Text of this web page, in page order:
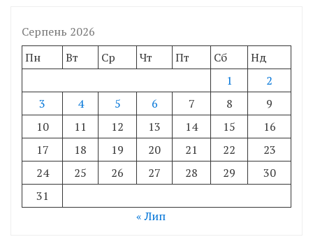
Серпень 2026
Пн
Вт Ср Чт Пт Сб
Нд
1
2
3
4 5 6 7 8
9
10
11 12 13 14 15
16
17
18 19 20 21 22
23
24
25 26 27 28 29
30
31
« Лип